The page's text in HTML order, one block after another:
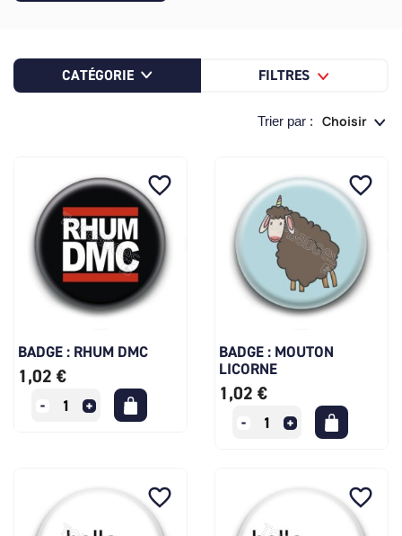
CATÉGORIE FILTRES
Trier par : Choisir
BADGE : RHUM DMC
1,02 €
favorite_border
BADGE : MOUTON
LICORNE
1,02 €
favorite_border
favorite_border favorite_border